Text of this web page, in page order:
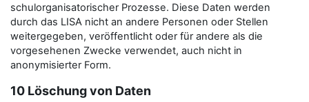
schulorganisatorischer Prozesse. Diese Daten werden
durch das LISA nicht an andere Personen oder Stellen
weitergegeben, veröffentlicht oder für andere als die
vorgesehenen Zwecke verwendet, auch nicht in
anonymisierter Form.
10 Löschung von Daten